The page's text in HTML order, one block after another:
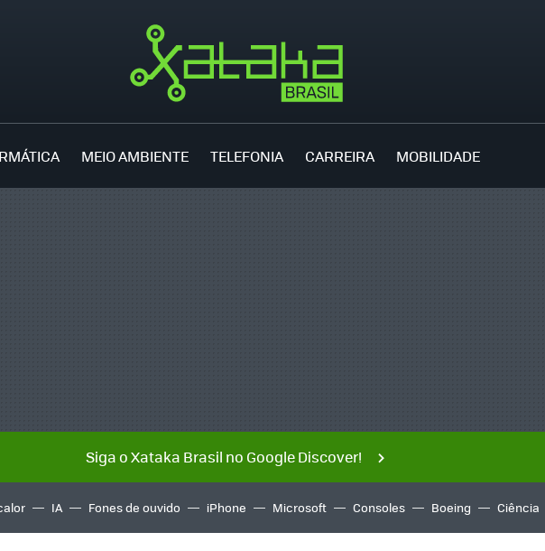
MEIO AMBIENTE TELEFONIA CARREIRA MOBILIDADE
Siga o Xataka Brasil no Google Discover!
IA Fones de ouvido iPhone Microsoft Consoles Boeing Ciência